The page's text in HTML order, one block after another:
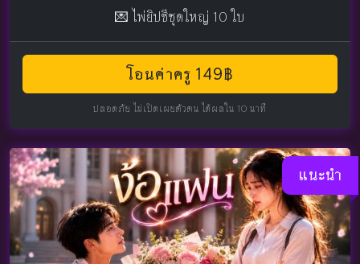
💌 ไพ่ยิปซีชุดใหญ่ 10 ใบ
โอนค่าครู 149฿
ปลอดภัย ไม่เปิดเผยตัวตน ได้ผลใน 10 นาที
แนะนำ